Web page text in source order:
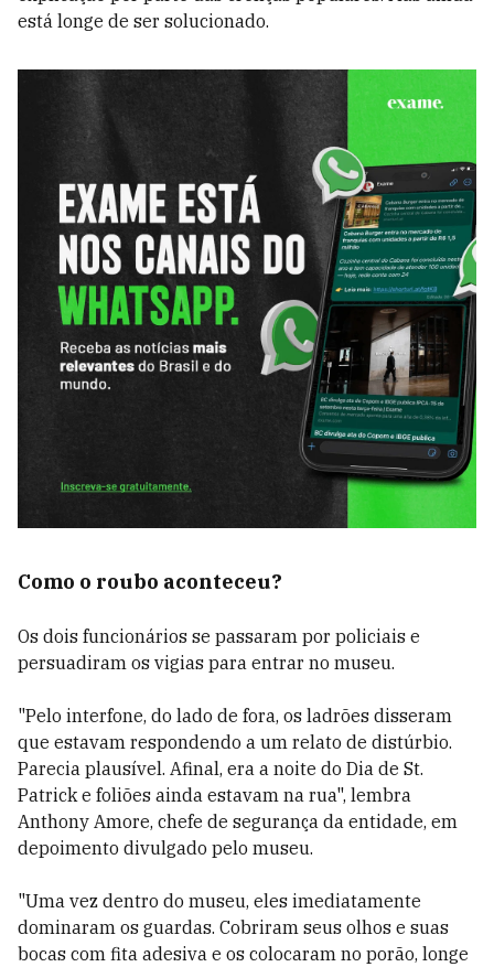
está longe de ser solucionado.
Como o roubo aconteceu?
Os dois funcionários se passaram por policiais e
persuadiram os vigias para entrar no museu.
"Pelo interfone, do lado de fora, os ladrões disseram
que estavam respondendo a um relato de distúrbio.
Parecia plausível. Afinal, era a noite do Dia de St.
Patrick e foliões ainda estavam na rua", lembra
Anthony Amore, chefe de segurança da entidade, em
depoimento divulgado pelo museu.
"Uma vez dentro do museu, eles imediatamente
dominaram os guardas. Cobriram seus olhos e suas
bocas com fita adesiva e os colocaram no porão, longe